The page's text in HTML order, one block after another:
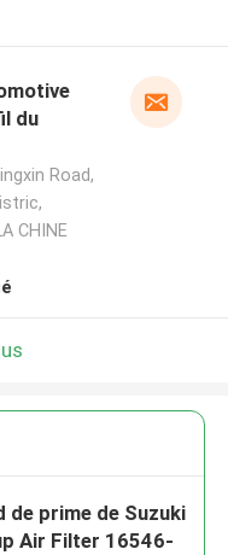
du
Road,
CHINE
de prime de Suzuki
Air Filter 16546-